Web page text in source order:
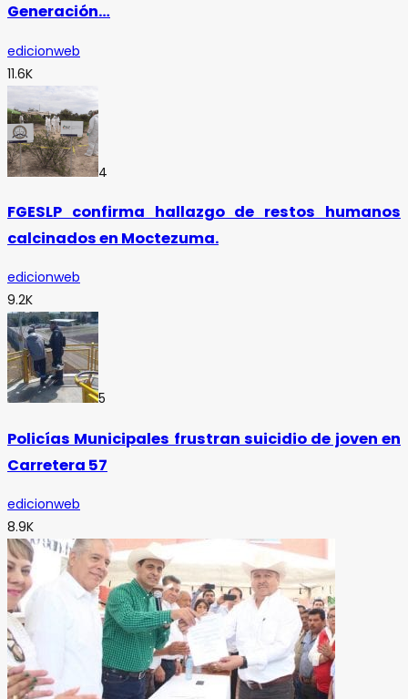
Generación…
edicionweb
11.6K
4
FGESLP confirma hallazgo de restos humanos
calcinados en Moctezuma.
edicionweb
9.2K
5
Policías Municipales frustran suicidio de joven en
Carretera 57
edicionweb
8.9K